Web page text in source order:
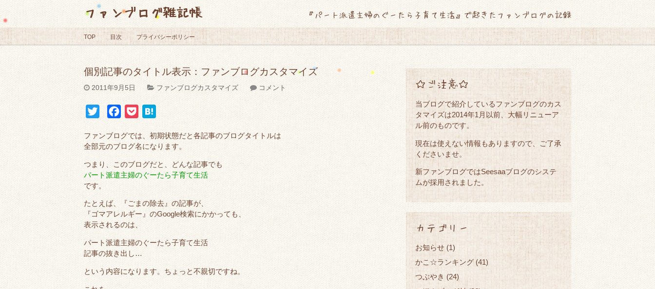
ファンブログ雑記帳 『パート派遣主婦のぐーたら子育て生活』で起きたファンブログの記録
TOP 目次 プライバシーポリシー
個別記事のタイトル表示：ファンブログカスタマイズ
2011年9月5日 ファンブログカスタマイズ コメント
i
t
t
e
c
e
b
o
c
k
e
t
t
n
a
ファンブログでは、初期状態だと各記事のブログタイトルは
全部元のブログ名になります。
つまり、このブログだと、どんな記事でも
パート派遣主婦のぐーたら子育て生活
です。
たとえば、『ごまの除去』の記事が、
『ゴマアレルギー』のGoogle検索にかかっても、
表示されるのは、
パート派遣主婦のぐーたら子育て生活
記事の抜き出し…
という内容になります。ちょっと不親切ですね。
☆ご注意☆
当ブログで紹介しているファンブログのカス
タマイズは2014年1月以前、大幅リニューア
ル前のものです。
現在は使えない情報もありますので、ご了承
くださいませ。
新ファンブログではSeesaaブログのシステ
ムが採用されました。
カテゴリー
お知らせ(1)
かこ☆ランキング(41)
つぶやき (24)